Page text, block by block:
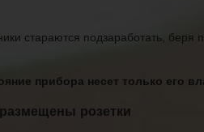
стараются подзаработать, беря
прибора несет только его
розетки